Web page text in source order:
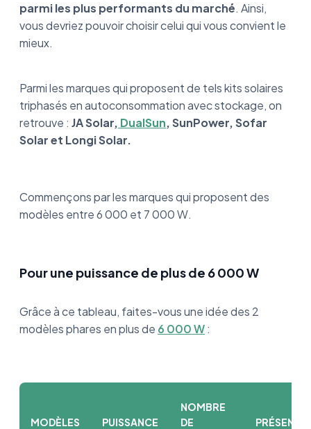
parmi les plus performants du marché. Ainsi,
vous devriez pouvoir choisir celui qui vous convient le
mieux.
Parmi les marques qui proposent de tels kits solaires
triphasés en autoconsommation avec stockage, on
retrouve : JA Solar, DualSun, SunPower, Sofar
Solar et Longi Solar.
Commençons par les marques qui proposent des
modèles entre 6 000 et 7 000 W.
Pour une puissance de plus de 6 000 W
Grâce à ce tableau, faites-vous une idée des 2
modèles phares en plus de 6 000 W:
MODÈLES PUISSANCE
NOMBRE
DE